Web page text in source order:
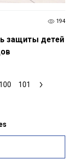
194
защиты детей
100 101